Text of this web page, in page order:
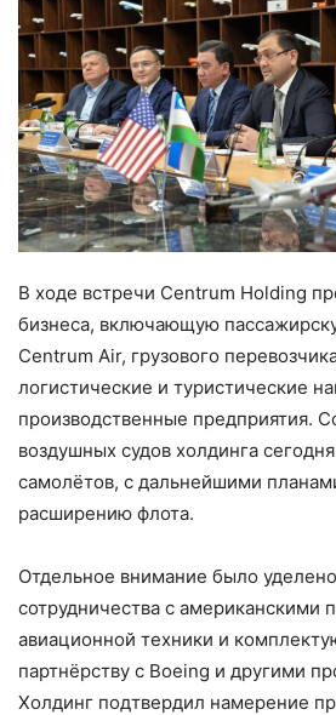
В ходе встречи Centrum Holding
бизнеса, включающую
Centrum Air, грузового
логистические и туристические
производственные предприятия.
воздушных судов холдинга
самолётов, с дальнейшими
расширению флота.
Отдельное внимание было
сотрудничества с американскими
авиационной техники и
партнёрству с Boeing и другими
Холдинг подтвердил намерение